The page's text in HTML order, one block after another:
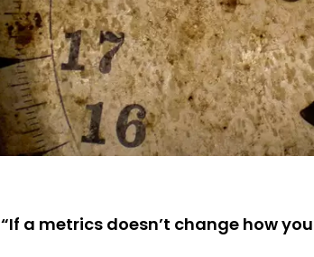
“If a metrics doesn’t change how